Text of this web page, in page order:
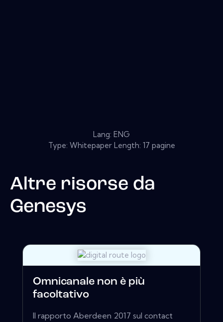
Lang: ENG
Type: Whitepaper Length: 17 pagine
Altre risorse da
Genesys
Omnicanale non è più
facoltativo
Il rapporto Aberdeen 2017 sul contact